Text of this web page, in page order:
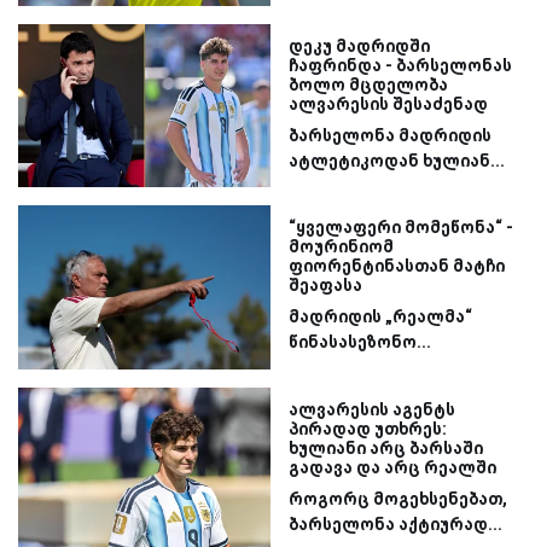
დეკუ მადრიდში
ჩაფრინდა - ბარსელონას
ბოლო მცდელობა
ალვარესის შესაძენად
ბარსელონა მადრიდის
ატლეტიკოდან ხულიან...
“ყველაფერი მომეწონა“ -
მოურინიომ
ფიორენტინასთან მატჩი
შეაფასა
მადრიდის „რეალმა“
წინასასეზონო...
ალვარესის აგენტს
პირადად უთხრეს:
ხულიანი არც ბარსაში
გადავა და არც რეალში
როგორც მოგეხსენებათ,
ბარსელონა აქტიურად...